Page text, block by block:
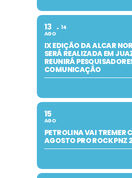
13
AGO
14
IX EDIÇÃO DA ALCAR
SERÁ REALIZADA EM
REUNIRÁ
COMUNICAÇÃO
15
AGO
PETROLINA VAI TREMER
AGOSTO PRO ROCK PNZ